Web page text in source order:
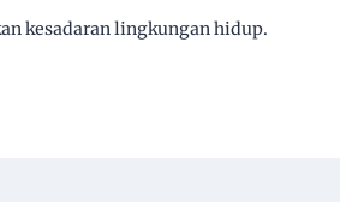
kesadaran lingkungan hidup.